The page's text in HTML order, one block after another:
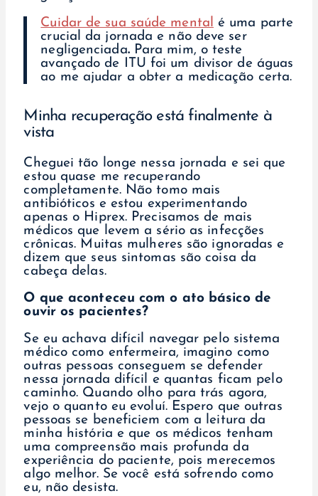
Cuidar de sua saúde mental é uma parte
crucial da jornada e não deve ser
negligenciada. Para mim, o teste
avançado de ITU foi um divisor de águas
ao me ajudar a obter a medicação certa.
Minha recuperação está finalmente à
vista
Cheguei tão longe nessa jornada e sei que
estou quase me recuperando
completamente. Não tomo mais
antibióticos e estou experimentando
apenas o Hiprex. Precisamos de mais
médicos que levem a sério as infecções
crônicas. Muitas mulheres são ignoradas e
dizem que seus sintomas são coisa da
cabeça delas.
O que aconteceu com o ato básico de
ouvir os pacientes?
Se eu achava difícil navegar pelo sistema
médico como enfermeira, imagino como
outras pessoas conseguem se defender
nessa jornada difícil e quantas ficam pelo
caminho. Quando olho para trás agora,
vejo o quanto eu evoluí. Espero que outras
pessoas se beneficiem com a leitura da
minha história e que os médicos tenham
uma compreensão mais profunda da
experiência do paciente, pois merecemos
algo melhor. Se você está sofrendo como
eu, não desista.